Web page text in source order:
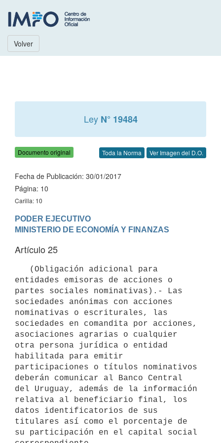
Volver
Ley N° 19484
Documento original Toda la Norma Ver Imagen del D.O.
Fecha de Publicación: 30/01/2017
Página: 10
Carilla: 10
PODER EJECUTIVO
Artículo 25
entidades emisoras de acciones o
partes sociales nominativas).- Las
sociedades anónimas con acciones
nominativas o escriturales, las
sociedades en comandita por acciones,
asociaciones agrarias o cualquier
otra persona jurídica o entidad
habilitada para emitir
participaciones o títulos nominativos
deberán comunicar al Banco Central
del Uruguay, además de la información
relativa al beneficiario final, los
datos identificatorios de sus
titulares así como el porcentaje de
su participación en el capital social